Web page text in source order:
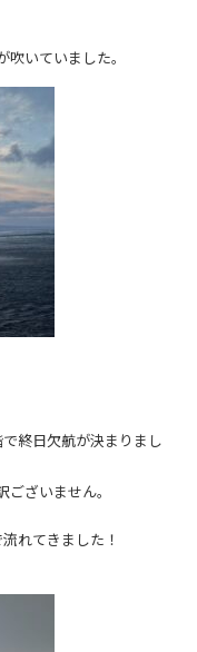
いていました。
終日欠航が決まりまし
ざいません。
れてきました！